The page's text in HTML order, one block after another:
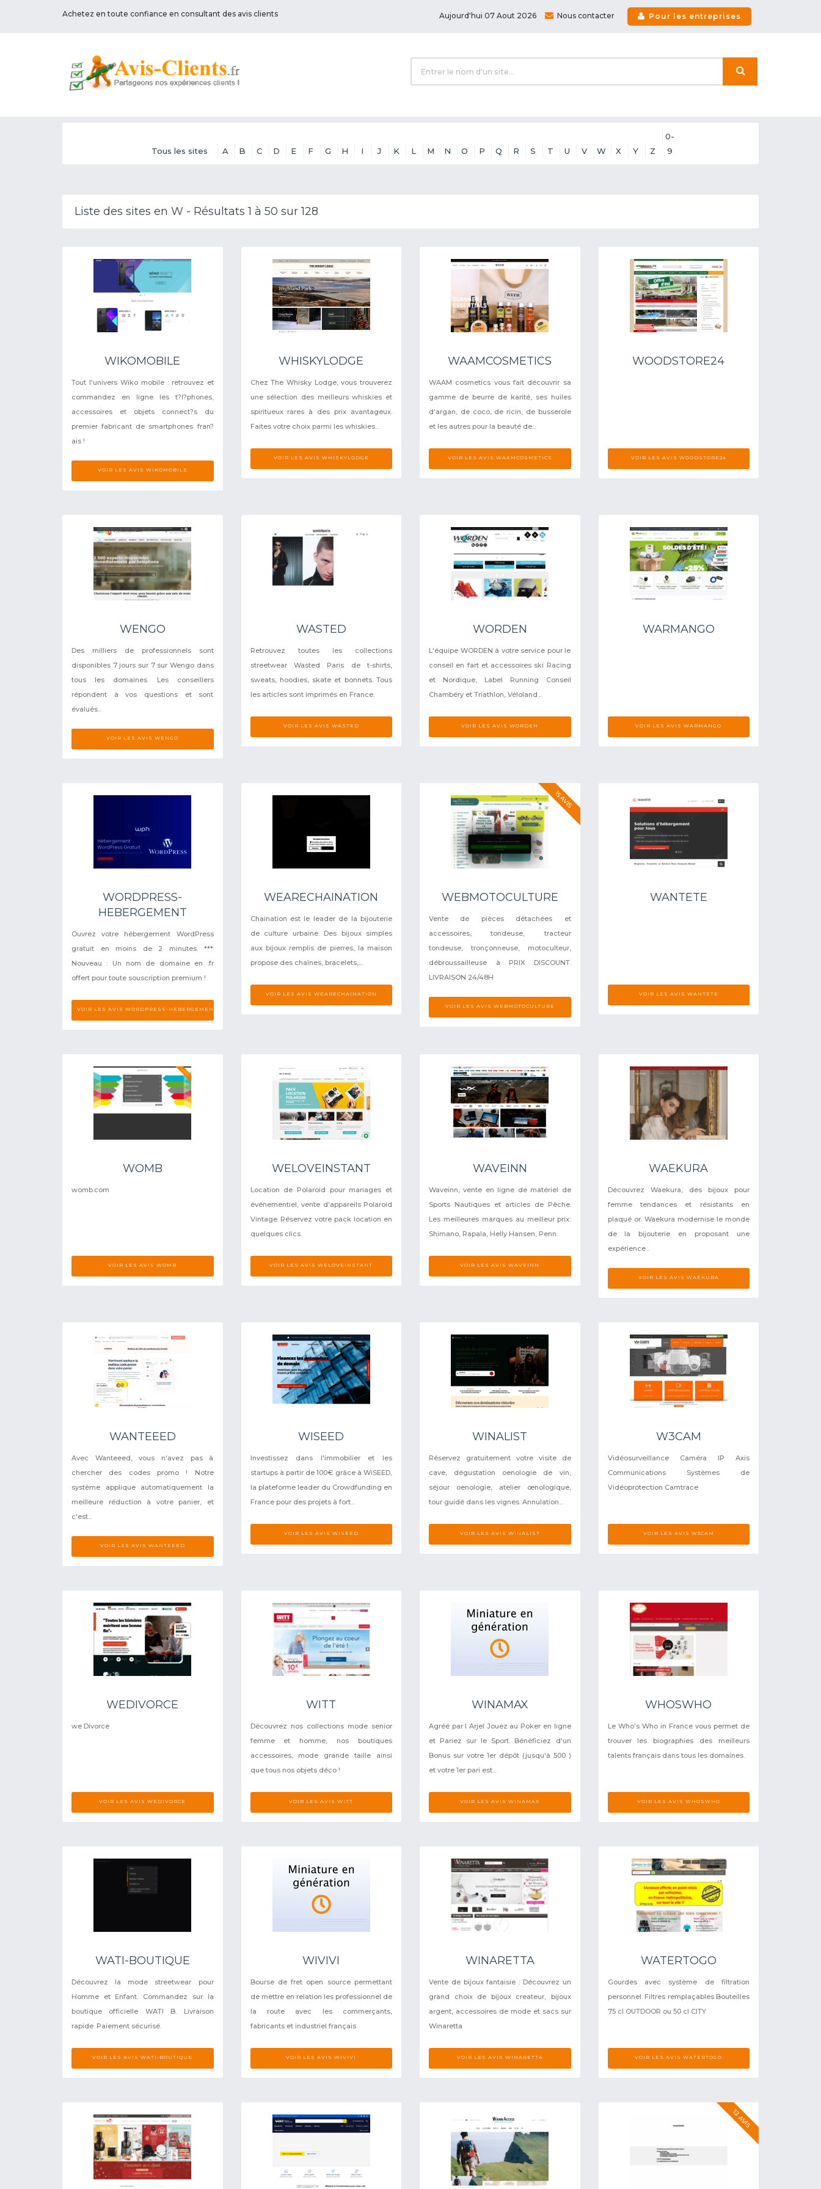
Achetez en toute confiance en consultant des avis clients Aujourd'hui 07 Aout 2026 Nous contacter Pour les entreprises
Tous les sites A B C D E F G H I J K L M N O P Q R S T U V W X Y Z
0-
9
Liste des sites en W - Résultats 1 à 50 sur 128
WIKOMOBILE
Tout l'univers Wiko mobile : retrouvez et
commandez en ligne les t?l?phones,
accessoires et objets connect?s du
premier fabricant de smartphones fran?
ais !
VOIR LES AVIS WIKOMOBILE
WHISKYLODGE
Chez The Whisky Lodge, vous trouverez
une sélection des meilleurs whiskies et
spiritueux rares à des prix avantageux.
Faites votre choix parmi les whiskies...
VOIR LES AVIS WHISKYLODGE
WAAMCOSMETICS
WAAM cosmetics vous fait découvrir sa
gamme de beurre de karité, ses huiles
d'argan, de coco, de ricin, de busserole
et les autres pour la beauté de...
VOIR LES AVIS WAAMCOSMETICS
WOODSTORE24
VOIR LES AVIS WOODSTORE24
WENGO
Des milliers de professionnels sont
disponibles 7 jours sur 7 sur Wengo dans
tous les domaines. Les conseillers
répondent à vos questions et sont
évalués...
VOIR LES AVIS WENGO
WASTED
Retrouvez toutes les collections
streetwear Wasted Paris de t-shirts,
sweats, hoodies, skate et bonnets. Tous
les articles sont imprimés en France.
VOIR LES AVIS WASTED
WORDEN
L'équipe WORDEN à votre service pour le
conseil en fart et accessoires ski Racing
et Nordique, Label Running Conseil
Chambéry et Triathlon, Véloland...
VOIR LES AVIS WORDEN
WARMANGO
VOIR LES AVIS WARMANGO
WORDPRESS-
HEBERGEMENT
Ouvrez votre hébergement WordPress
gratuit en moins de 2 minutes. ***
Nouveau : Un nom de domaine en .fr
offert pour toute souscription premium !
VOIR LES AVIS WORDPRESS-HEBERGEMENT
WEARECHAINATION
Chaination est le leader de la bijouterie
de culture urbaine. Des bijoux simples
aux bijoux remplis de pierres, la maison
propose des chaînes, bracelets,...
VOIR LES AVIS WEARECHAINATION
15 AVIS
WEBMOTOCULTURE
Vente de pièces détachées et
accessoires, tondeuse, tracteur
tondeuse, tronçonneuse, motoculteur,
débroussailleuse à PRIX DISCOUNT.
LIVRAISON 24/48H
VOIR LES AVIS WEBMOTOCULTURE
WANTETE
VOIR LES AVIS WANTETE
WOMB
womb.com
VOIR LES AVIS WOMB
WELOVEINSTANT
Location de Polaroid pour mariages et
événementiel, vente d'appareils Polaroid
Vintage. Réservez votre pack location en
quelques clics.
VOIR LES AVIS WELOVEINSTANT
WAVEINN
Waveinn, vente en ligne de matériel de
Sports Nautiques et articles de Pêche.
Les meilleures marques au meilleur prix:
Shimano, Rapala, Helly Hansen, Penn.
VOIR LES AVIS WAVEINN
WAEKURA
Découvrez Waekura, des bijoux pour
femme tendances et résistants en
plaqué or. Waekura modernise le monde
de la bijouterie en proposant une
expérience...
VOIR LES AVIS WAEKURA
WANTEEED
Avec Wanteeed, vous n'avez pas à
chercher des codes promo ! Notre
système applique automatiquement la
meilleure réduction à votre panier, et
c'est...
VOIR LES AVIS WANTEEED
WISEED
Investissez dans l'immobilier et les
startups à partir de 100€ grâce à WiSEED,
la plateforme leader du Crowdfunding en
France pour des projets à fort...
VOIR LES AVIS WISEED
WINALIST
Réservez gratuitement votre visite de
cave, dégustation oenologie de vin,
séjour oenologie, atelier œnologique,
tour guidé dans les vignes. Annulation...
VOIR LES AVIS WINALIST
W3CAM
Vidéosurveillance Caméra IP Axis
Communications Systèmes de
Vidéoprotection Camtrace
VOIR LES AVIS W3CAM
WEDIVORCE
we Divorce
VOIR LES AVIS WEDIVORCE
WITT
Découvrez nos collections mode senior
femme et homme, nos boutiques
accessoires, mode grande taille ainsi
que tous nos objets déco !
VOIR LES AVIS WITT
WINAMAX
Agréé par l Arjel Jouez au Poker en ligne
et Pariez sur le Sport. Bénéficiez d'un
Bonus sur votre 1er dépôt (jusqu'à 500 )
et votre 1er pari est...
VOIR LES AVIS WINAMAX
WHOSWHO
Le Who's Who in France vous permet de
trouver les biographies des meilleurs
talents français dans tous les domaines.
VOIR LES AVIS WHOSWHO
WATI-BOUTIQUE
Découvrez la mode streetwear pour
Homme et Enfant. Commandez sur la
boutique officielle WATI B. Livraison
rapide. Paiement sécurisé.
VOIR LES AVIS WATI-BOUTIQUE
WIVIVI
Bourse de fret open source permettant
de mettre en relation les professionnel de
la route avec les commerçants,
fabricants et industriel français
VOIR LES AVIS WIVIVI
WINARETTA
Vente de bijoux fantaisie : Découvrez un
grand choix de bijoux createur, bijoux
argent, accessoires de mode et sacs sur
Winaretta
VOIR LES AVIS WINARETTA
WATERTOGO
Gourdes avec système de filtration
personnel. Filtres remplaçables Bouteilles
75 cl OUTDOOR ou 50 cl CITY
VOIR LES AVIS WATERTOGO
12 AVIS